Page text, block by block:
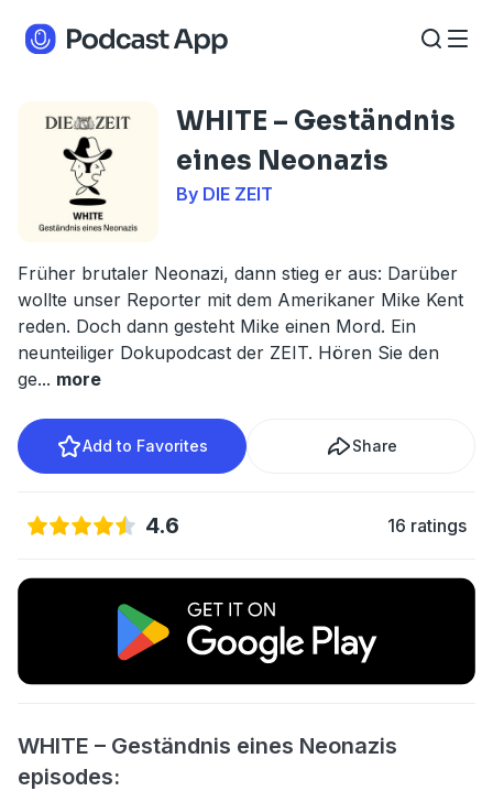
WHITE – Geständnis
eines Neonazis
By DIE ZEIT
Früher brutaler Neonazi, dann stieg er aus: Darüber
wollte unser Reporter mit dem Amerikaner Mike Kent
reden. Doch dann gesteht Mike einen Mord. Ein
neunteiliger Dokupodcast der ZEIT. Hören Sie den
ge... more
Add to Favorites Share
4.6 16 ratings
WHITE – Geständnis eines Neonazis
episodes: